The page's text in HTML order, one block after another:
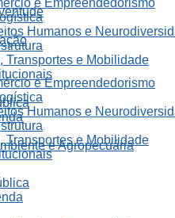
e Empreendedorismo
Humanos e
Transportes e Mobilidade
e Agropecuária
e Empreendedorismo
Humanos e
Transportes e Mobilidade